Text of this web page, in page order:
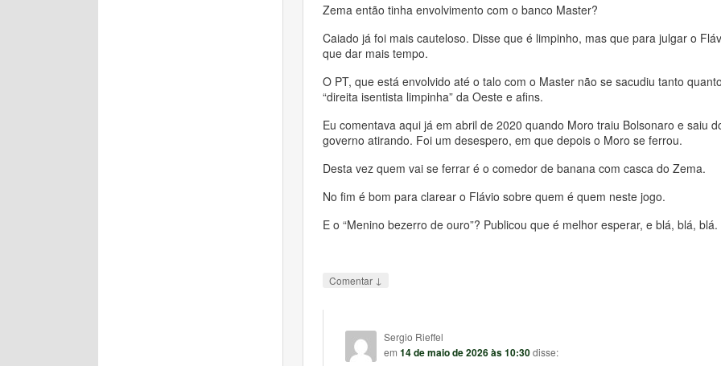
Zema então tinha envolvimento com o banco Master?
Caiado já foi mais cauteloso. Disse que é limpinho, mas que para julgar o
que dar mais tempo.
O PT, que está envolvido até o talo com o Master não se sacudiu tanto
“direita isentista limpinha” da Oeste e afins.
Eu comentava aqui já em abril de 2020 quando Moro traiu Bolsonaro e saiu
governo atirando. Foi um desespero, em que depois o Moro se ferrou.
Desta vez quem vai se ferrar é o comedor de banana com casca do Zema.
No fim é bom para clarear o Flávio sobre quem é quem neste jogo.
E o “Menino bezerro de ouro”? Publicou que é melhor esperar, e blá, blá, blá.
Comentar ↓
Sergio Rieffel
em 14 de maio de 2026 às 10:30disse: